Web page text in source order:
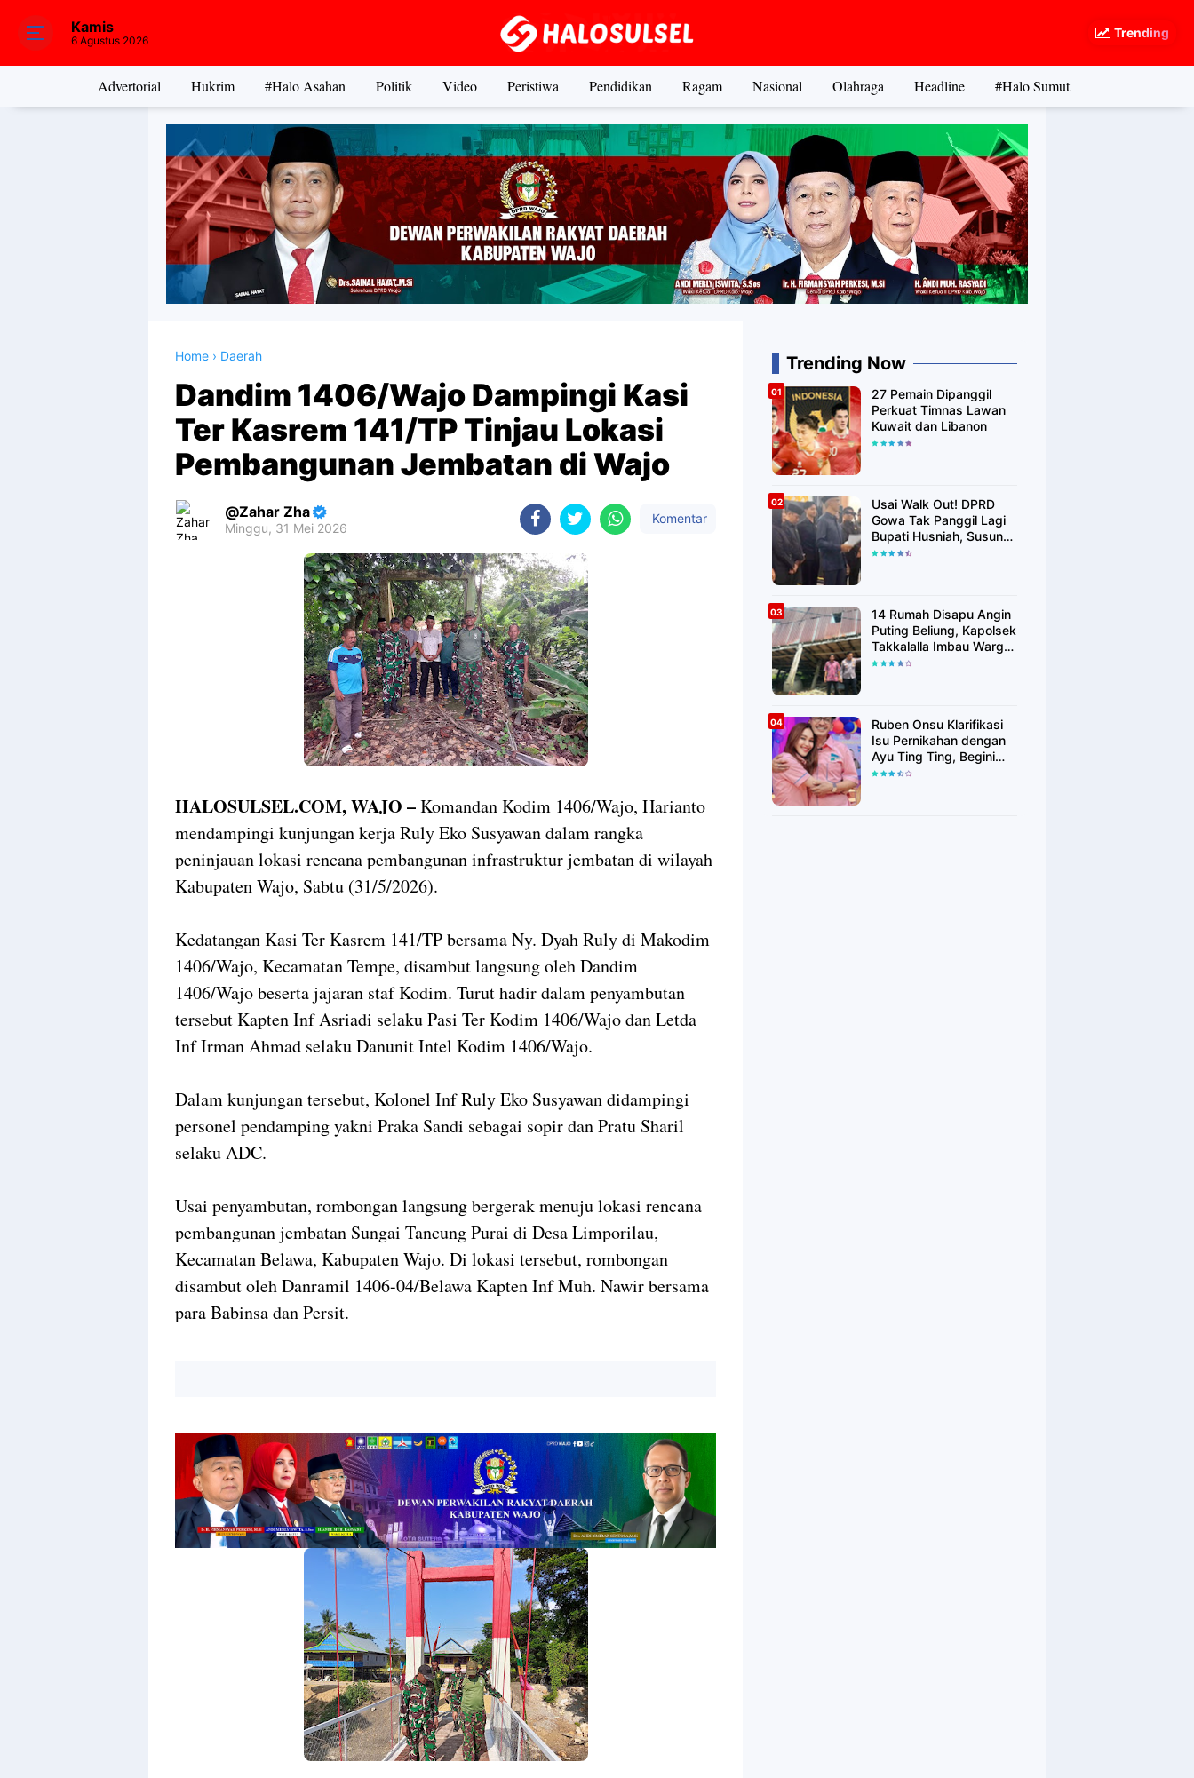
Trending
Kamis
6 Agustus 2026
Advertorial Hukrim #Halo Asahan Politik Video Peristiwa Pendidikan Ragam Nasional Olahraga Headline #Halo Sumut
Home › Daerah
Dandim 1406/Wajo Dampingi Kasi
Ter Kasrem 141/TP Tinjau Lokasi
Pembangunan Jembatan di Wajo
Zahar Zha
Minggu, 31 Mei 2026
Komentar
HALOSULSEL.COM, WAJO –Komandan Kodim 1406/Wajo, Harianto
mendampingi kunjungan kerja Ruly Eko Susyawan dalam rangka
peninjauan lokasi rencana pembangunan infrastruktur jembatan di wilayah
Kabupaten Wajo, Sabtu (31/5/2026).
Kedatangan Kasi Ter Kasrem 141/TP bersama Ny. Dyah Ruly di Makodim
1406/Wajo, Kecamatan Tempe, disambut langsung oleh Dandim
1406/Wajo beserta jajaran staf Kodim. Turut hadir dalam penyambutan
tersebut Kapten Inf Asriadi selaku Pasi Ter Kodim 1406/Wajo dan Letda
Inf Irman Ahmad selaku Danunit Intel Kodim 1406/Wajo.
Dalam kunjungan tersebut, Kolonel Inf Ruly Eko Susyawan didampingi
personel pendamping yakni Praka Sandi sebagai sopir dan Pratu Sharil
selaku ADC.
Usai penyambutan, rombongan langsung bergerak menuju lokasi rencana
pembangunan jembatan Sungai Tancung Purai di Desa Limporilau,
Kecamatan Belawa, Kabupaten Wajo. Di lokasi tersebut, rombongan
disambut oleh Danramil 1406-04/Belawa Kapten Inf Muh. Nawir bersama
para Babinsa dan Persit.
Trending Now
27 Pemain Dipanggil
Perkuat Timnas Lawan
Kuwait dan Libanon
Usai Walk Out! DPRD
Gowa Tak Panggil Lagi
Bupati Husniah, Susun
Rekomendasi Hak
14 Rumah Disapu Angin
Puting Beliung, Kapolsek
Takkalalla Imbau Warga
Waspada Cuaca
Ruben Onsu Klarifikasi
Isu Pernikahan dengan
Ayu Ting Ting, Begini
Faktanya